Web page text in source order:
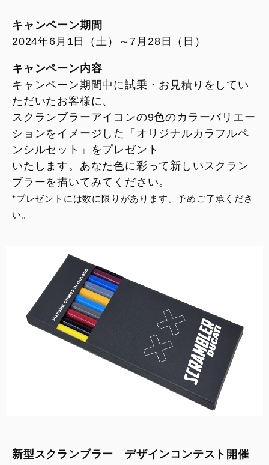
キャンペーン期間
2024年6月1日（土）～7月28日（日）
キャンペーン内容
キャンペーン期間中に試乗・お見積りをしてい
ただいたお客様に、
スクランブラーアイコンの9色のカラーバリエー
ションをイメージした「オリジナルカラフルペ
ンシルセット」をプレゼント
いたします。あなた色に彩って新しいスクラン
ブラーを描いてみてください。
*プレゼントには数に限りがあります。予めご了承くださ
い。
新型スクランブラー デザインコンテスト開催